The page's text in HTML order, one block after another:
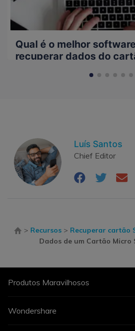
Qual é o melhor
recuperar dados do
Luís Santos
Chief Editor
> Recursos > Recuperar cartão
Dados de um Cartão Micro
Produtos Maravilhosos
Wondershare